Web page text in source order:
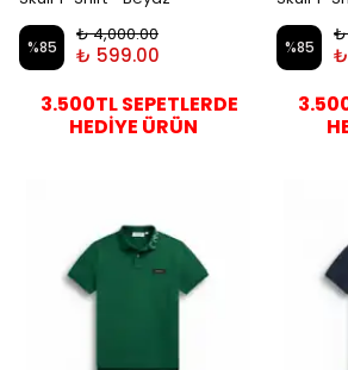
%85
₺ 4,000.00
₺ 599.00
3.500TL SEPETLERDE
HEDİYE ÜRÜN
%85
₺